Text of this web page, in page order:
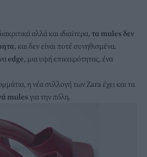
αλλά και ιδιαίτερα, τα mules δεν
, και δεν είναι ποτέ συνηθισμένα.
edge, μια υφή επικαιρότητας, ένα
η νέα συλλογή των Zara έχει και τα
mules για την πόλη.